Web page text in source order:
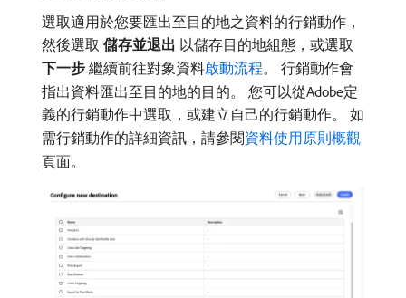
選取適用於您要匯出至目的地之資料的行銷動作，
然後選取​ 儲存並退出 ​以儲存目的地組態，或選取​
下一步 ​繼續前往對象資料啟動流程。 行銷動作會
指出資料匯出至目的地的目的。 您可以從Adobe定
義的行銷動作中選取，或建立自己的行銷動作。 如
需行銷動作的詳細資訊，請參閱資料使用原則概觀
頁面。